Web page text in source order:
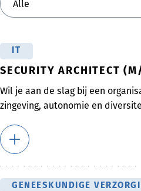
IT
SECURITY ARCHITECT
Wil je aan de slag bij een
zingeving, autonomie en
GENEESKUNDIGE